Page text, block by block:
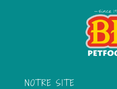
NOTRE SITE